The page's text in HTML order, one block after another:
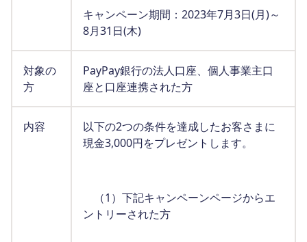
キャンペーン期間：2023年7月3日(月)～
8月31日(木)
対象の
方
PayPay銀行の法人口座、個人事業主口
座と口座連携された方
内容
以下の2つの条件を達成したお客さまに
現金3,000円をプレゼントします。
（1）下記キャンペーンページからエ
ントリーされた方